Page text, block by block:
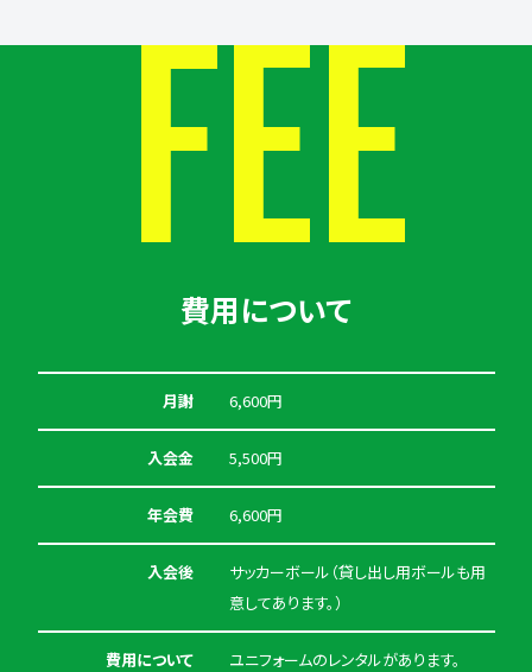
FEE
費用について
月謝 6,600円
入会金 5,500円
年会費 6,600円
入会後
サッカーボール（貸し出し用ボールも用
意してあります。）
費用について
ユニフォームのレンタルがあります。